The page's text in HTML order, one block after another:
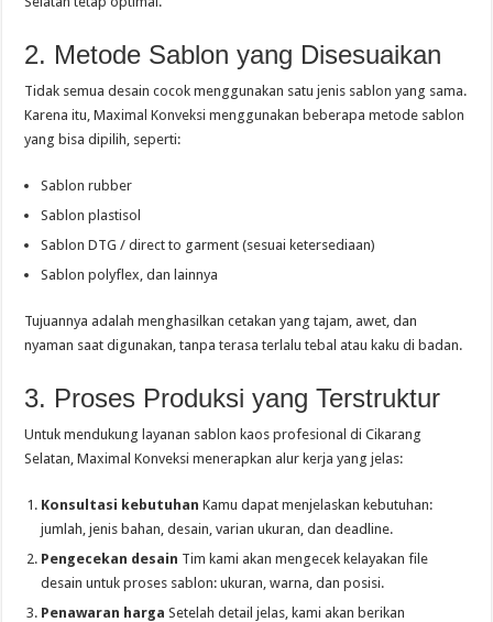
2. Metode Sablon yang Disesuaikan
Tidak semua desain cocok menggunakan satu jenis sablon yang sama.
Karena itu, Maximal Konveksi menggunakan beberapa metode sablon
yang bisa dipilih, seperti:
Sablon rubber
Sablon plastisol
Sablon DTG / direct to garment (sesuai ketersediaan)
Sablon polyflex, dan lainnya
Tujuannya adalah menghasilkan cetakan yang tajam, awet, dan
nyaman saat digunakan, tanpa terasa terlalu tebal atau kaku di badan.
3. Proses Produksi yang Terstruktur
Untuk mendukung layanan sablon kaos profesional di Cikarang
Selatan, Maximal Konveksi menerapkan alur kerja yang jelas:
Konsultasi kebutuhan Kamu dapat menjelaskan kebutuhan:
jumlah, jenis bahan, desain, varian ukuran, dan deadline.
Pengecekan desain Tim kami akan mengecek kelayakan file
desain untuk proses sablon: ukuran, warna, dan posisi.
Penawaran harga Setelah detail jelas, kami akan berikan